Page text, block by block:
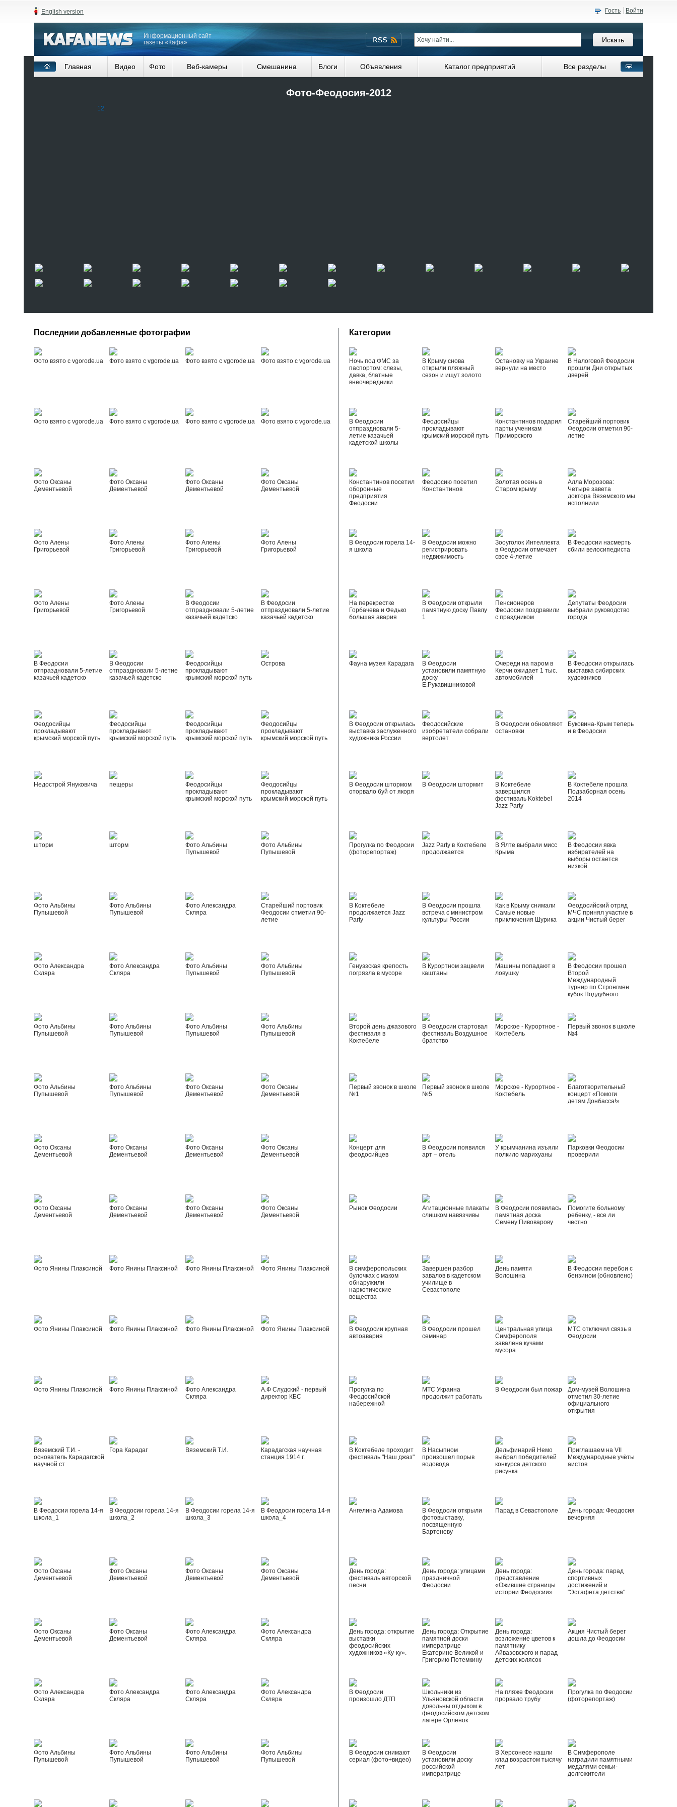
English version Гость Войти
Информационный сайт
газеты «Кафа»
Главная Видео Фото Веб-камеры Смешанина Блоги Объявления Каталог предприятий Все разделы
Фото-Феодосия-2012
Последнии добавленные фотографии
Фото взято с vgorode.ua Фото взято с vgorode.ua Фото взято с vgorode.ua Фото взято с vgorode.ua
Фото взято с vgorode.ua Фото взято с vgorode.ua Фото взято с vgorode.ua Фото взято с vgorode.ua
Фото Оксаны
Дементьевой
Фото Оксаны
Дементьевой
Фото Оксаны
Дементьевой
Фото Оксаны
Дементьевой
Фото Алены
Григорьевой
Фото Алены
Григорьевой
Фото Алены
Григорьевой
Фото Алены
Григорьевой
Фото Алены
Григорьевой
Фото Алены
Григорьевой
В Феодосии
отпраздновали 5-летие
казачьей кадетско
В Феодосии
отпраздновали 5-летие
казачьей кадетско
В Феодосии
отпраздновали 5-летие
казачьей кадетско
В Феодосии
отпраздновали 5-летие
казачьей кадетско
Феодосийцы
прокладывают
крымский морской путь
Острова
Феодосийцы
прокладывают
крымский морской путь
Феодосийцы
прокладывают
крымский морской путь
Феодосийцы
прокладывают
крымский морской путь
Феодосийцы
прокладывают
крымский морской путь
Недострой Януковича пещеры
Феодосийцы
прокладывают
крымский морской путь
Феодосийцы
прокладывают
крымский морской путь
шторм шторм
Фото Альбины
Пупышевой
Фото Альбины
Пупышевой
Фото Альбины
Пупышевой
Фото Альбины
Пупышевой
Фото Александра
Скляра
Старейший портовик
Феодосии отметил 90-
летие
Фото Александра
Скляра
Фото Александра
Скляра
Фото Альбины
Пупышевой
Фото Альбины
Пупышевой
Фото Альбины
Пупышевой
Фото Альбины
Пупышевой
Фото Альбины
Пупышевой
Фото Альбины
Пупышевой
Фото Альбины
Пупышевой
Фото Альбины
Пупышевой
Фото Оксаны
Дементьевой
Фото Оксаны
Дементьевой
Фото Оксаны
Дементьевой
Фото Оксаны
Дементьевой
Фото Оксаны
Дементьевой
Фото Оксаны
Дементьевой
Фото Оксаны
Дементьевой
Фото Оксаны
Дементьевой
Фото Оксаны
Дементьевой
Фото Оксаны
Дементьевой
Фото Янины Плаксиной Фото Янины Плаксиной Фото Янины Плаксиной Фото Янины Плаксиной
Фото Янины Плаксиной Фото Янины Плаксиной Фото Янины Плаксиной Фото Янины Плаксиной
Фото Янины Плаксиной Фото Янины Плаксиной
Фото Александра
Скляра
А.Ф Слудский - первый
директор КБС
Вяземский Т.И. -
основатель Карадагской
научной ст
Гора Карадаг Вяземский Т.И.
Карадагская научная
станция 1914 г.
В Феодосии горела 14-я
школа_1
В Феодосии горела 14-я
школа_2
В Феодосии горела 14-я
школа_3
В Феодосии горела 14-я
школа_4
Фото Оксаны
Дементьевой
Фото Оксаны
Дементьевой
Фото Оксаны
Дементьевой
Фото Оксаны
Дементьевой
Фото Оксаны
Дементьевой
Фото Оксаны
Дементьевой
Фото Александра
Скляра
Фото Александра
Скляра
Фото Александра
Скляра
Фото Александра
Скляра
Фото Александра
Скляра
Фото Александра
Скляра
Фото Альбины
Пупышевой
Фото Альбины
Пупышевой
Фото Альбины
Пупышевой
Фото Альбины
Пупышевой
Категории
Ночь под ФМС за
паспортом: слезы,
давка, блатные
внеочередники
В Крыму снова
открыли пляжный
сезон и ищут золото
Остановку на Украине
вернули на место
В Налоговой Феодосии
прошли Дни открытых
дверей
В Феодосии
отпраздновали 5-
летие казачьей
кадетской школы
Феодосийцы
прокладывают
крымский морской путь
Константинов подарил
парты ученикам
Приморского
Старейший портовик
Феодосии отметил 90-
летие
Константинов посетил
оборонные
предприятия
Феодосии
Феодосию посетил
Константинов
Золотая осень в
Старом крыму
Алла Морозова:
Четыре завета
доктора Вяземского мы
исполнили
В Феодосии горела 14-
я школа
В Феодосии можно
регистрировать
недвижимость
Зооуголок Интеллекта
в Феодосии отмечает
свое 4-летие
В Феодосии насмерть
сбили велосипедиста
На перекрестке
Горбачева и Федько
большая авария
В Феодосии открыли
памятную доску Павлу
1
Пенсионеров
Феодосии поздравили
с праздником
Депутаты Феодосии
выбрали руководство
города
Фауна музея Карадага
В Феодосии
установили памятную
доску
Е.Рукавишниковой
Очереди на паром в
Керчи ожидает 1 тыс.
автомобилей
В Феодосии открылась
выставка сибирских
художников
В Феодосии открылась
выставка заслуженного
художника России
Феодосийские
изобретатели собрали
вертолет
В Феодосии обновляют
остановки
Буковина-Крым теперь
и в Феодосии
В Феодосии штормом
оторвало буй от якоря
В Феодосии штормит
В Коктебеле
завершился
фестиваль Koktebel
Jazz Party
В Коктебеле прошла
Подзаборная осень
2014
Прогулка по Феодосии
(фоторепортаж)
Jazz Party в Коктебеле
продолжается
В Ялте выбрали мисс
Крыма
В Феодосии явка
избирателей на
выборы остается
низкой
В Коктебеле
продолжается Jazz
Party
В Феодосии прошла
встреча с министром
культуры России
Как в Крыму снимали
Самые новые
приключения Шурика
Феодосийский отряд
МЧС принял участие в
акции Чистый берег
Генуэзская крепость
погрязла в мусоре
В Курортном зацвели
каштаны
Машины попадают в
ловушку
В Феодосии прошел
Второй
Международный
турнир по Стронгмен
кубок Поддубного
Второй день джазового
фестиваля в
Коктебеле
В Феодосии стартовал
фестиваль Воздушное
братство
Морское - Курортное -
Коктебель
Первый звонок в школе
№4
Первый звонок в школе
№1
Первый звонок в школе
№5
Морское - Курортное -
Коктебель
Благотворительный
концерт «Помоги
детям Донбасса!»
Концерт для
феодосийцев
В Феодосии появился
арт – отель
У крымчанина изъяли
полкило марихуаны
Парковки Феодосии
проверили
Рынок Феодосии
Агитационные плакаты
слишком навязчивы
В Феодосии появилась
памятная доска
Семену Пивоварову
Помогите больному
ребенку, - все ли
честно
В симферопольских
булочках с маком
обнаружили
наркотические
вещества
Завершен разбор
завалов в кадетском
училище в
Севастополе
День памяти
Волошина
В Феодосии перебои с
бензином (обновлено)
В Феодосии крупная
автоавария
В Феодосии прошел
семинар
Центральная улица
Симферополя
завалена кучами
мусора
МТС отключил связь в
Феодосии
Прогулка по
Феодосийской
набережной
МТС Украина
продолжит работать
В Феодосии был пожар
Дом-музей Волошина
отметил 30-летие
официального
открытия
В Коктебеле проходит
фестиваль "Наш джаз"
В Насыпном
произошел порыв
водовода
Дельфинарий Немо
выбрал победителей
конкурса детского
рисунка
Приглашаем на VII
Международные учёты
аистов
Ангелина Адамова
В Феодосии открыли
фотовыставку,
посвященную
Бартеневу
Парад в Севастополе
День города: Феодосия
вечерняя
День города:
фестиваль авторской
песни
День города: улицами
праздничной
Феодосии
День города:
представление
«Ожившие страницы
истории Феодосии»
День города: парад
спортивных
достижений и
"Эстафета детства"
День города: открытие
выставки
феодосийских
художников «Ку-ку».
День города: Открытие
памятной доски
императрице
Екатерине Великой и
Григорию Потемкину
День города:
возложение цветов к
памятнику
Айвазовского и парад
детских колясок
Акция Чистый берег
дошла до Феодосии
В Феодосии
произошло ДТП
Школьники из
Ульяновской области
довольны отдыхом в
феодосийском детском
лагере Орленок
На пляже Феодосии
прорвало трубу
Прогулка по Феодосии
(фоторепортаж)
В Феодосии снимают
сериал (фото+видео)
В Феодосии
установили доску
российской
императрице
В Херсонесе нашли
клад возрастом тысячу
лет
В Симферополе
наградили памятными
медалями семьи-
долгожители